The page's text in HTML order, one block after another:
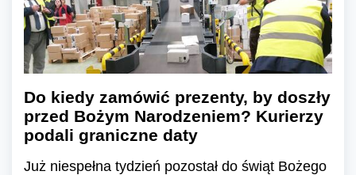
Do kiedy zamówić prezenty, by doszły
przed Bożym Narodzeniem? Kurierzy
podali graniczne daty
Już niespełna tydzień pozostał do świąt Bożego